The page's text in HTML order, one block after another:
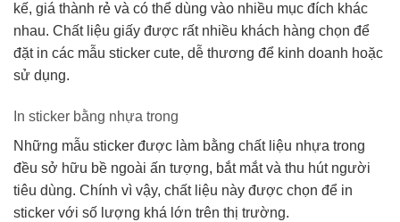
kế, giá thành rẻ và có thể dùng vào nhiều mục đích khác
nhau. Chất liệu giấy được rất nhiều khách hàng chọn để
đặt in các mẫu sticker cute, dễ thương để kinh doanh hoặc
sử dụng.
In sticker bằng nhựa trong
Những mẫu sticker được làm bằng chất liệu nhựa trong
đều sở hữu bề ngoài ấn tượng, bắt mắt và thu hút người
tiêu dùng. Chính vì vậy, chất liệu này được chọn để in
sticker với số lượng khá lớn trên thị trường.